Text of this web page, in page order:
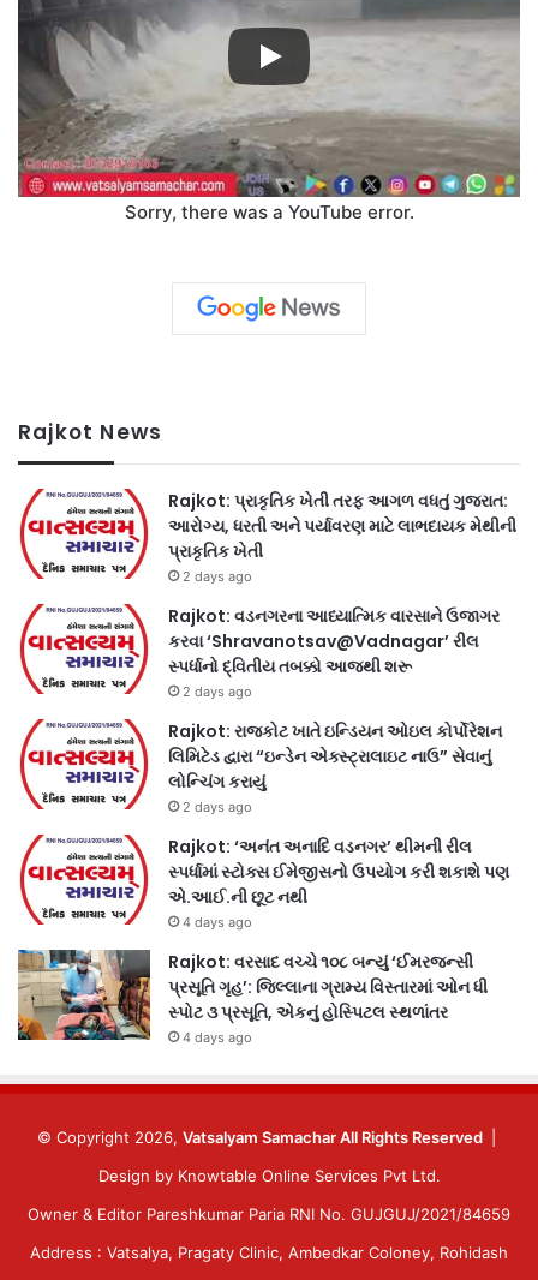
Sorry, there was a YouTube error.
Rajkot News
Rajkot: પ્રાકૃતિક ખેતી તરફ આગળ વધતું ગુજરાત:
આરોગ્ય, ધરતી અને પર્યાવરણ માટે લાભદાયક મેથીની
પ્રાકૃતિક ખેતી
2 days ago
Rajkot: વડનગરના આધ્યાત્મિક વારસાને ઉજાગર
કરવા ‘Shravanotsav@Vadnagar’ રીલ
સ્પર્ધાનો દ્વિતીય તબક્કો આજથી શરૂ
2 days ago
Rajkot: રાજકોટ ખાતે ઇન્ડિયન ઓઇલ કોર્પોરેશન
લિમિટેડ દ્વારા “ઇન્ડેન એક્સ્ટ્રાલાઇટ નાઉ” સેવાનું
લોન્ચિંગ કરાયું
2 days ago
Rajkot: ‘અનંત અનાદિ વડનગર’ થીમની રીલ
સ્પર્ધામાં સ્ટોક્સ ઈમેજીસનો ઉપયોગ કરી શકાશે પણ
એ.આઈ.ની છૂટ નથી
4 days ago
Rajkot: વરસાદ વચ્ચે ૧૦૮ બન્યું ‘ઈમરજન્સી
પ્રસૂતિ ગૃહ’: જિલ્લાના ગ્રામ્ય વિસ્તારમાં ઓન ધી
સ્પોટ ૩ પ્રસૂતિ, એકનું હોસ્પિટલ સ્થળાંતર
4 days ago
© Copyright 2026, Vatsalyam Samachar All Rights Reserved
Design by Knowtable Online Services Pvt Ltd.
Owner & Editor Pareshkumar Paria RNI No. GUJGUJ/2021/84659
Address : Vatsalya, Pragaty Clinic, Ambedkar Coloney, Rohidash